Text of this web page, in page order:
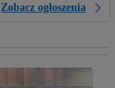
Zobacz ogłoszenia